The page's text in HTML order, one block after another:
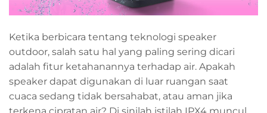
Ketika berbicara tentang teknologi speaker
outdoor, salah satu hal yang paling sering dicari
adalah fitur ketahanannya terhadap air. Apakah
speaker dapat digunakan di luar ruangan saat
cuaca sedang tidak bersahabat, atau aman jika